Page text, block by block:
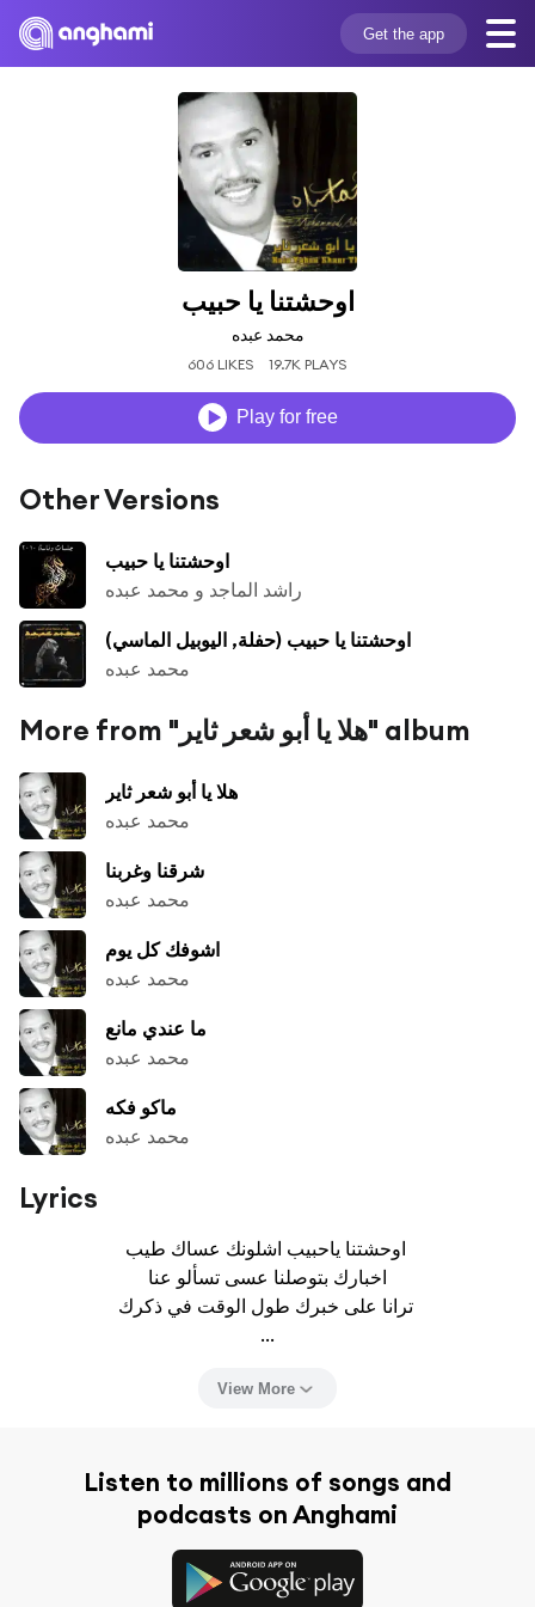
Get the app
اوحشتنا يا حبيب
محمد عبده
606 LIKES 19.7K PLAYS
Play for free
Other Versions
اوحشتنا يا حبيب
راشد الماجد و محمد عبده
اوحشتنا يا حبيب (حفلة, اليوبيل الماسي)
محمد عبده
More from "هلا يا أبو شعر ثاير" album
هلا يا أبو شعر ثاير
محمد عبده
شرقنا وغربنا
محمد عبده
اشوفك كل يوم
محمد عبده
ما عندي مانع
محمد عبده
ماكو فكه
محمد عبده
Lyrics
اوحشتنا ياحبيب اشلونك عساك طيب
اخبارك بتوصلنا عسى تسألو عنا
ترانا على خبرك طول الوقت في ذكرك
...
View More
Listen to millions of songs and
podcasts on Anghami